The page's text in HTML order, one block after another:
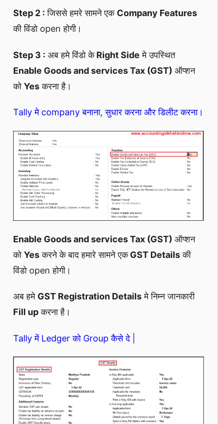
Step 2 : जिससे हमरे सामने एक Company Features
की विंडो open होगी।
Step 3 : अब हमे विंडो केRight Side मे उपस्थित
Enable Goods and services Tax (GST) ऑप्शन
कोYesकरना है।
Tally मे company बनाना, सुधार करना और डिलीट करना।
Enable Goods and services Tax (GST) ऑप्शन
कोYesकरने के बाद हमारे सामने एकGST Detailsकी
विंडो open होगी।
अब हमे GST Registration Detailsमे निम्न जानकारी
Fill upकरना है।
Tally में Ledger को Group कैसे दे |